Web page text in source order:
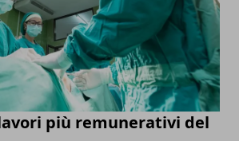
più remunerativi del